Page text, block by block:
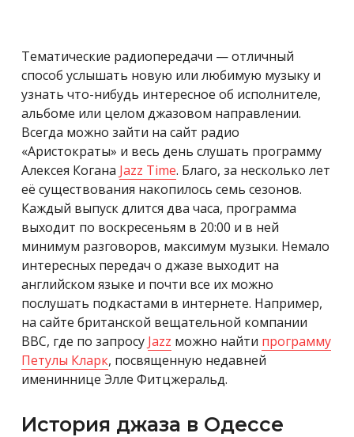
Тематические радиопередачи — отличный
способ услышать новую или любимую музыку и
узнать что-нибудь интересное об исполнителе,
альбоме или целом джазовом направлении.
Всегда можно зайти на сайт радио
«Аристократы» и весь день слушать программу
Алексея Когана Jazz Time. Благо, за несколько лет
её существования накопилось семь сезонов.
Каждый выпуск длится два часа, программа
выходит по воскресеньям в 20:00 и в ней
минимум разговоров, максимум музыки. Немало
интересных передач о джазе выходит на
английском языке и почти все их можно
послушать подкастами в интернете. Например,
на сайте британской вещательной компании
BBC, где по запросу Jazz можно найти программу
Петулы Кларк, посвященную недавней
имениннице Элле Фитцжеральд.
История джаза в Одессе